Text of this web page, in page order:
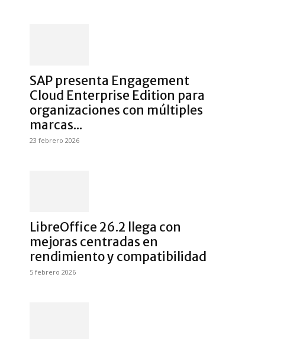
SAP presenta Engagement
Cloud Enterprise Edition para
organizaciones con múltiples
marcas...
23 febrero 2026
LibreOffice 26.2 llega con
mejoras centradas en
rendimiento y compatibilidad
5 febrero 2026